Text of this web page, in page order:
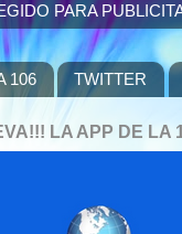
PARA
106 TWITTER
LA APP DE LA